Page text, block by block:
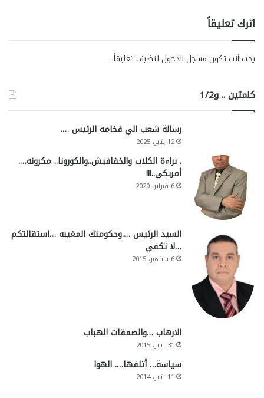
اترك تعليقاً
يجب أنت تكون مسجل الدخول لتضيف تعليقاً.
كلمتين .. و1/2
رسالة شعب الي فخامة الرئيس ….
12 يناير، 2025
. براءة الكلاب والخفافيش..والكورونا.. مكرونه….
أمريكي..!!!
6 فبراير، 2020
السيد الرئيس ….وحكومتك المغيبه …استقالتكم
…لا تكفي
6 سبتمبر، 2015
الارهاب …والصفقات الهباب
31 يناير، 2015
سياسة… أتلفها…. الهوا
11 يناير، 2014